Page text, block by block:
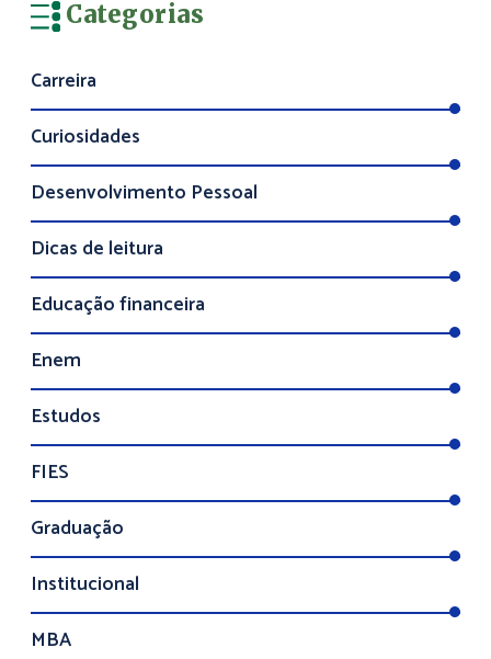
Categorias
Carreira
Curiosidades
Desenvolvimento Pessoal
Dicas de leitura
Educação financeira
Enem
Estudos
FIES
Graduação
Institucional
MBA